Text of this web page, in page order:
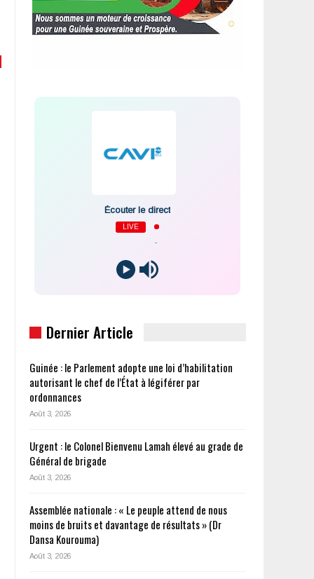
Écouter le direct
LIVE
Dernier Article
Guinée : le Parlement adopte une loi d’habilitation
autorisant le chef de l’État à légiférer par
ordonnances
Août 3, 2026
Urgent : le Colonel Bienvenu Lamah élevé au grade de
Général de brigade
Août 3, 2026
Assemblée nationale : « Le peuple attend de nous
moins de bruits et davantage de résultats » (Dr
Dansa Kourouma)
Août 3, 2026